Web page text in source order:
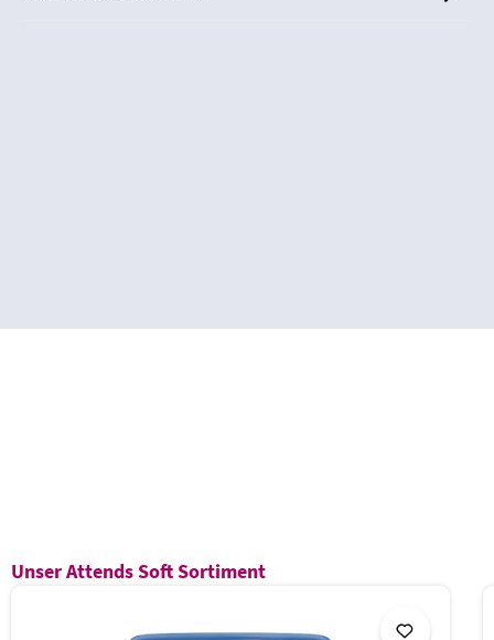
Produktgalerie überspringen
Unser Attends Soft Sortiment